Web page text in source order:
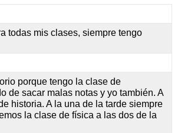
todas mis clases, siempre tengo
porque tengo la clase de
de sacar malas notas y yo también. A
historia. A la una de la tarde siempre
la clase de física a las dos de la